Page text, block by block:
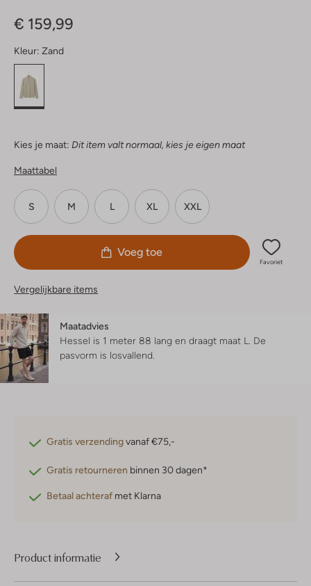
€ 159,99
Kleur: Zand
Kies je maat: Dit item valt normaal, kies je eigen maat
Maattabel
S M L XL XXL
Voeg toe
Favoriet
Vergelijkbare items
Maatadvies
Hessel is 1 meter 88 lang en draagt maat L. De
pasvorm is losvallend
Gratis verzendingvanaf €75,-
Gratis retourneren binnen 30 dagen*
Betaal achteraf met Klarna
Product informatie